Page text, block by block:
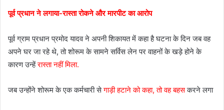
पूर्व प्रधान ने लगाया-रास्ता रोकने और मारपीट का आरोप
पूर्व ग्राम प्रधान प्रमोद यादव ने अपनी शिकायत में कहा है घटना के दिन जब वह
अपने घर जा रहे थे, तो शोरूम के सामने सर्विस लेन पर वाहनों के खड़े होने के
कारण उन्हेंरास्ता नहीं मिला.
जब उन्होंने शोरूम के एक कर्मचारी सेगाड़ी हटाने को कहा, तो वह बहसकरने लगा